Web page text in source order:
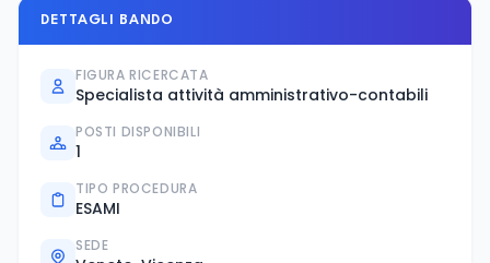
DETTAGLI BANDO
FIGURA RICERCATA
Specialista attività amministrativo-contabili
POSTI DISPONIBILI
1
TIPO PROCEDURA
ESAMI
SEDE